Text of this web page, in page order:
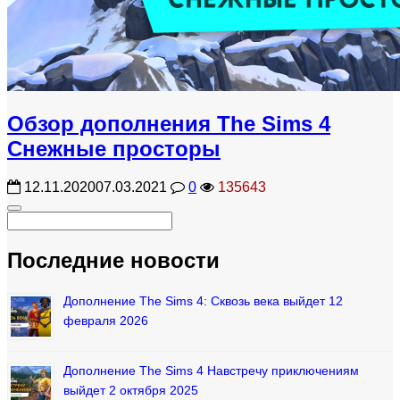
Обзор дополнения The Sims 4
Снежные просторы
12.11.202007.03.2021 0 135643
Последние новости
Дополнение The Sims 4: Сквозь века выйдет 12
февраля 2026
Дополнение The Sims 4 Навстречу приключениям
выйдет 2 октября 2025